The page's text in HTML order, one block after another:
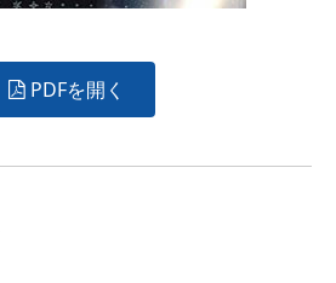
PDFを開く